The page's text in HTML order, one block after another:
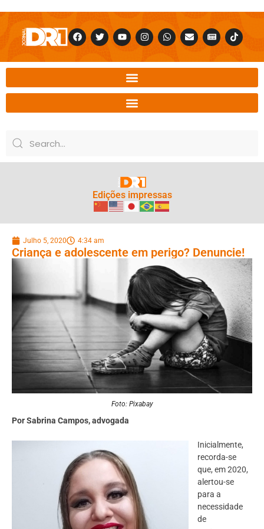
Edições impressas
Julho 5, 2020 4:34 am
Criança e adolescente em perigo? Denuncie!
Foto: Pixabay
Por Sabrina Campos, advogada
Inicialmente,
recorda-se
que, em 2020,
alertou-se
para a
necessidade
de